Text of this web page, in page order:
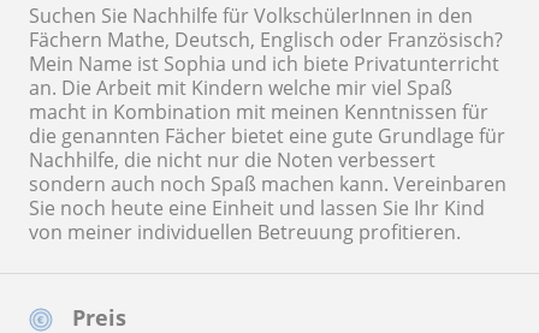
Preis
Suchen Sie Nachhilfe für VolkschülerInnen in den
Fächern Mathe, Deutsch, Englisch oder Französisch?
Mein Name ist Sophia und ich biete Privatunterricht
an. Die Arbeit mit Kindern welche mir viel Spaß
macht in Kombination mit meinen Kenntnissen für
die genannten Fächer bietet eine gute Grundlage für
Nachhilfe, die nicht nur die Noten verbessert
sondern auch noch Spaß machen kann. Vereinbaren
Sie noch heute eine Einheit und lassen Sie Ihr Kind
von meiner individuellen Betreuung profitieren.